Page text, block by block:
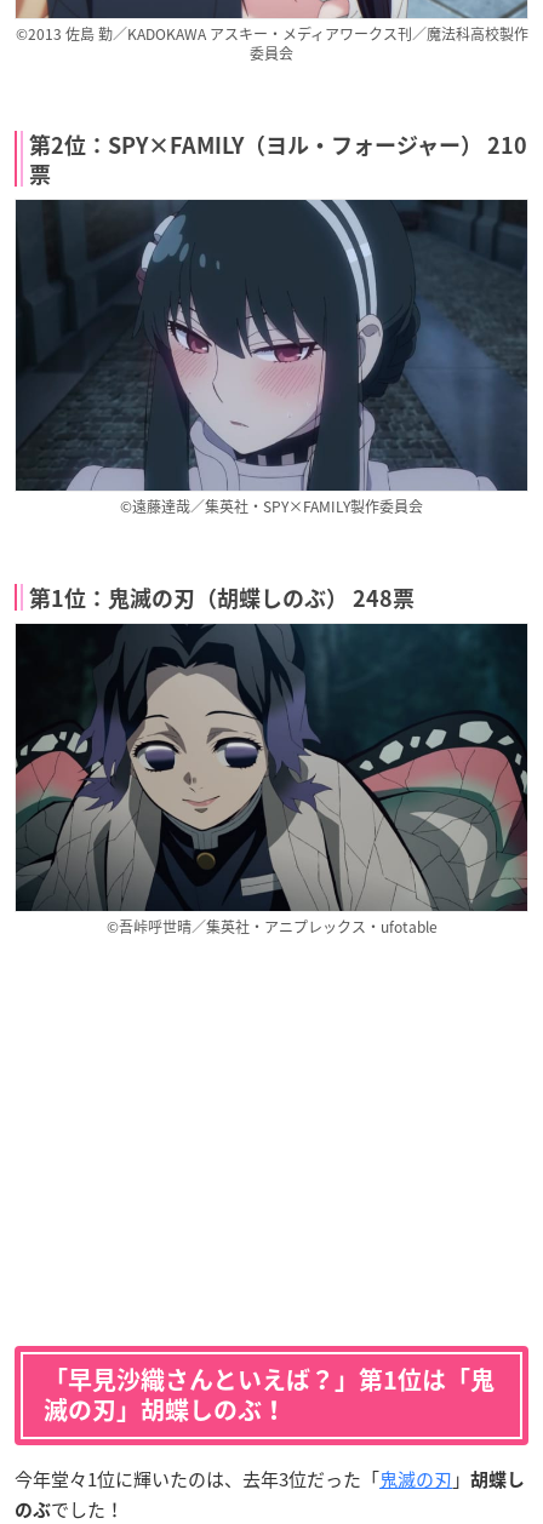
©2013 佐島 勤／KADOKAWA アスキー・メディアワークス刊／魔法科高校製作
委員会
第2位：SPY×FAMILY（ヨル・フォージャー） 210
票
©遠藤達哉／集英社・SPY×FAMILY製作委員会
第1位：鬼滅の刃（胡蝶しのぶ） 248票
©吾峠呼世晴／集英社・アニプレックス・ufotable
「早見沙織さんといえば？」第1位は「鬼
滅の刃」胡蝶しのぶ！
今年堂々1位に輝いたのは、去年3位だった「鬼滅の刃 」 胡蝶し
のぶでした！